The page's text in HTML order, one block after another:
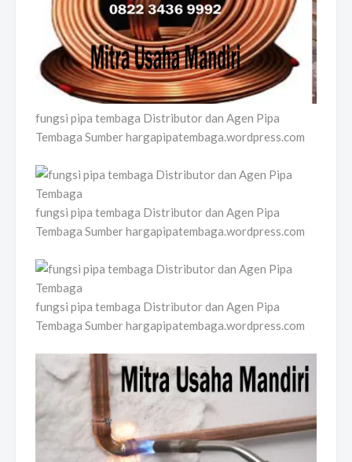
fungsi pipa tembaga Distributor dan Agen Pipa
Tembaga Sumber hargapipatembaga.wordpress.com
fungsi pipa tembaga Distributor dan Agen Pipa
Tembaga Sumber hargapipatembaga.wordpress.com
fungsi pipa tembaga Distributor dan Agen Pipa
Tembaga Sumber hargapipatembaga.wordpress.com